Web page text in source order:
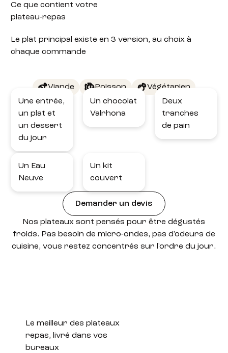
Ce que contient votre
plateau-repas
Le plat principal existe en 3 version, au choix à
chaque commande
Viande Poisson
Végétarien
Une entrée,
un plat et
un dessert
du jour
Un chocolat
Valrhona
Deux
tranches
de pain
Un Eau
Neuve
Un kit
couvert
Demander un devis
Nos plateaux sont pensés pour être dégustés
froids. Pas besoin de micro-ondes, pas d'odeurs de
cuisine, vous restez concentrés sur l'ordre du jour.
Le meilleur des plateaux
repas, livré dans vos
bureaux